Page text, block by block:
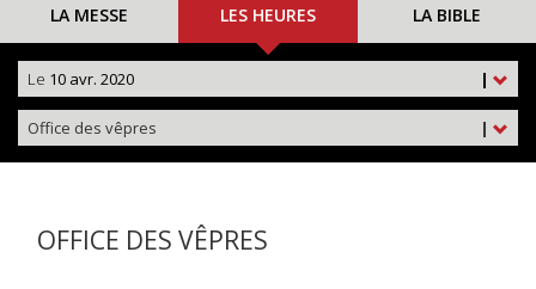
LA MESSE LES HEURES LA BIBLE
|
Le 10 avr. 2020
|
Office des vêpres
OFFICE DES VÊPRES